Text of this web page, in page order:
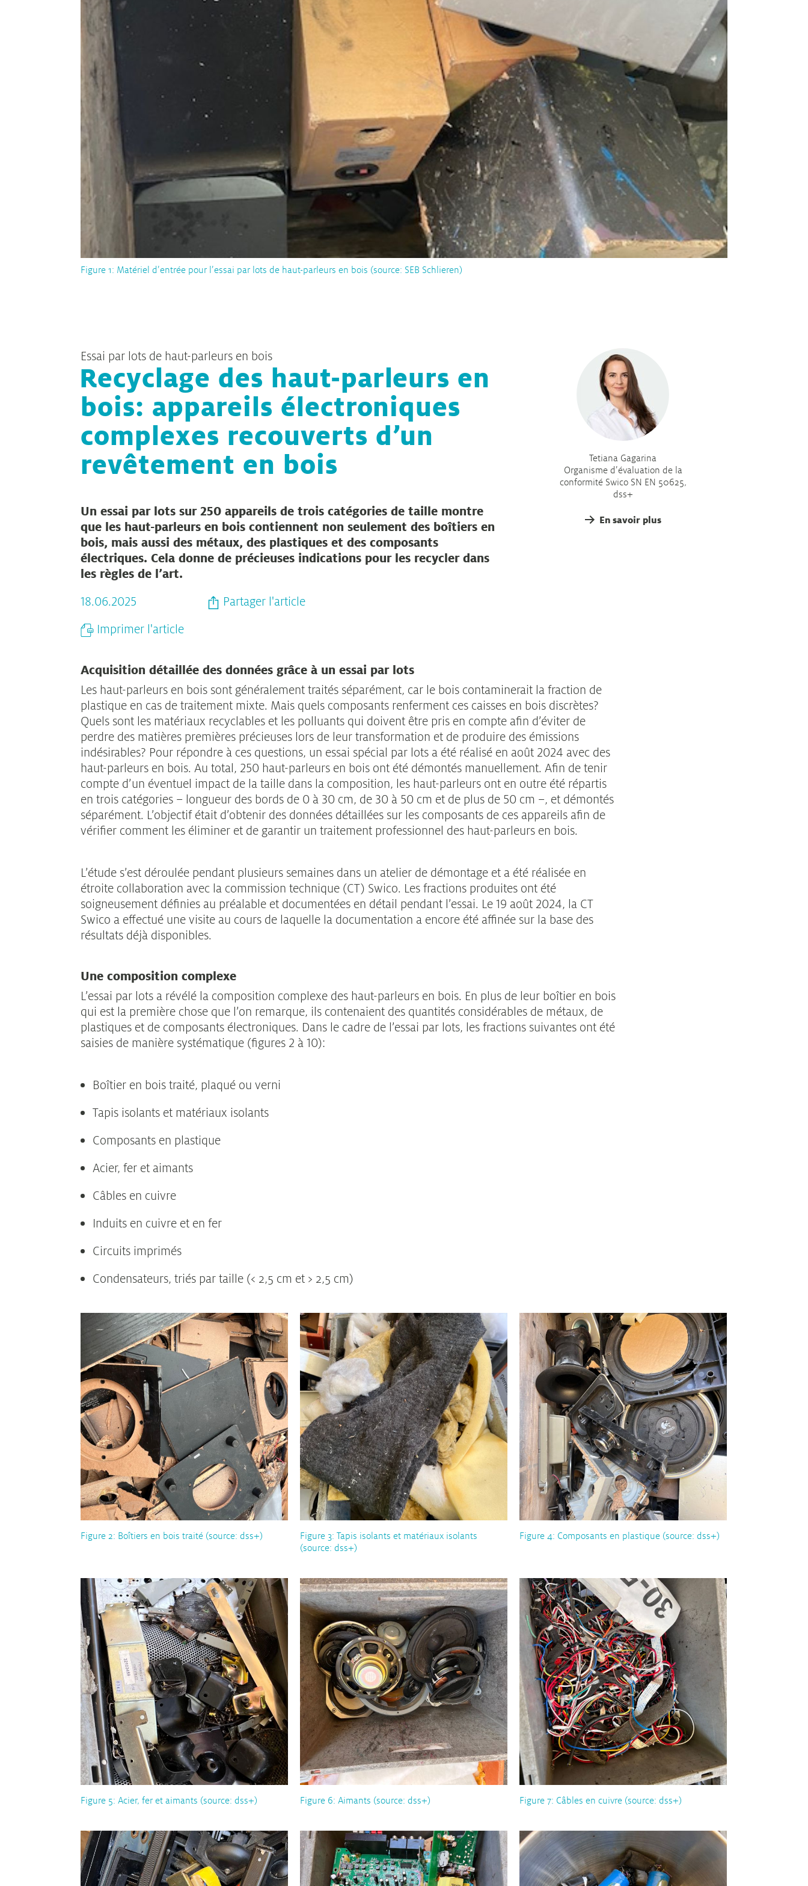
La protection du climat grâce au recyclage
20 ans d’essais batch «SwicoMix»
Recyclage des câbles
Recyclage des modules photovoltaïques en
Suisse
Recyclage des cigarettes électroniques
Comparaison entre les systèmes suisses et
européens de recyclage des DEEE
Transformation réglementaire
Préparation en vue de la réutilisation
ReUse
Swiss PV Circle
Auteurs 2026
Figure 1: Matériel d’entrée pour l’essai par lots de haut-parleurs en bois (source: SEB Schlieren)
Essai par lots de haut-parleurs en bois
Recyclage des haut-parleurs en
bois: appareils électroniques
complexes recouverts d’un
revêtement en bois
Un essai par lots sur 250 appareils de trois catégories de taille montre
que les haut-parleurs en bois contiennent non seulement des boîtiers en
bois, mais aussi des métaux, des plastiques et des composants
électriques. Cela donne de précieuses indications pour les recycler dans
les règles de l’art.
18.06.2025
Partager l'article
Imprimer l'article
Tetiana Gagarina
Organisme d’évaluation de la
conformité Swico SN EN 50625,
dss+
En savoir plus
Acquisition détaillée des données grâce à un essai par lots
Les haut-parleurs en bois sont généralement traités séparément, car le bois contaminerait la fraction de
plastique en cas de traitement mixte. Mais quels composants renferment ces caisses en bois discrètes?
Quels sont les matériaux recyclables et les polluants qui doivent être pris en compte afin d’éviter de
perdre des matières premières précieuses lors de leur transformation et de produire des émissions
indésirables? Pour répondre à ces questions, un essai spécial par lots a été réalisé en août 2024 avec des
haut-parleurs en bois. Au total, 250 haut-parleurs en bois ont été démontés manuellement. Afin de tenir
compte d’un éventuel impact de la taille dans la composition, les haut-parleurs ont en outre été répartis
en trois catégories – longueur des bords de 0 à 30 cm, de 30 à 50 cm et de plus de 50 cm –, et démontés
séparément. L’objectif était d’obtenir des données détaillées sur les composants de ces appareils afin de
vérifier comment les éliminer et de garantir un traitement professionnel des haut-parleurs en bois.
L’étude s’est déroulée pendant plusieurs semaines dans un atelier de démontage et a été réalisée en
étroite collaboration avec la commission technique (CT) Swico. Les fractions produites ont été
soigneusement définies au préalable et documentées en détail pendant l’essai. Le 19 août 2024, la CT
Swico a effectué une visite au cours de laquelle la documentation a encore été affinée sur la base des
résultats déjà disponibles.
Une composition complexe
L’essai par lots a révélé la composition complexe des haut-parleurs en bois. En plus de leur boîtier en bois
qui est la première chose que l’on remarque, ils contenaient des quantités considérables de métaux, de
plastiques et de composants électroniques. Dans le cadre de l’essai par lots, les fractions suivantes ont été
saisies de manière systématique (figures 2 à 10):
Boîtier en bois traité, plaqué ou verni
Tapis isolants et matériaux isolants
Composants en plastique
Acier, fer et aimants
Câbles en cuivre
Induits en cuivre et en fer
Circuits imprimés
Condensateurs, triés par taille (< 2,5 cm et > 2,5 cm)
Figure 2: Boîtiers en bois traité (source: dss+)
Figure 3: Tapis isolants et matériaux isolants
(source: dss+)
Figure 4: Composants en plastique (source: dss+)
Figure 5: Acier, fer et aimants (source: dss+) Figure 6: Aimants (source: dss+) Figure 7: Câbles en cuivre (source: dss+)